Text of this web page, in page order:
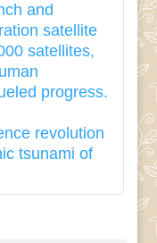
and
satellite
satellites,
progress.
revolution
tsunami of